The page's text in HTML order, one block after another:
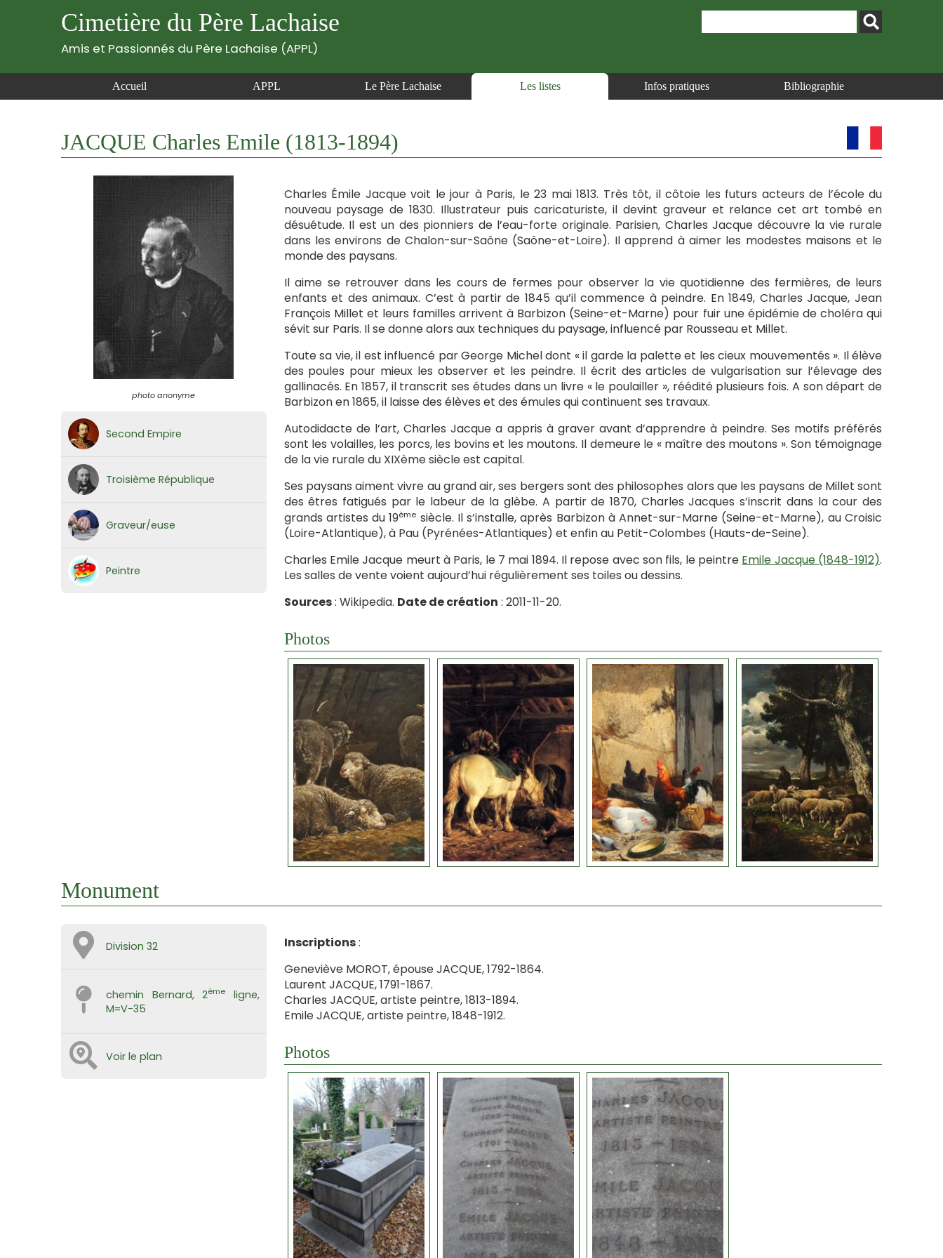
Cimetière du Père Lachaise
Amis et Passionnés du Père Lachaise (APPL)
Accueil APPL Le Père Lachaise Les listes Infos pratiques Bibliographie
JACQUE Charles Emile (1813-1894)
photo anonyme
Second Empire
Troisième République
Graveur/euse
Peintre
Charles Émile Jacque voit le jour à Paris, le 23 mai 1813. Très tôt, il côtoie les futurs acteurs de l’école du
nouveau paysage de 1830. Illustrateur puis caricaturiste, il devint graveur et relance cet art tombé en
désuétude. Il est un des pionniers de l’eau-forte originale. Parisien, Charles Jacque découvre la vie rurale
dans les environs de Chalon-sur-Saône (Saône-et-Loire). Il apprend à aimer les modestes maisons et le
monde des paysans.
Il aime se retrouver dans les cours de fermes pour observer la vie quotidienne des fermières, de leurs
enfants et des animaux. C’est à partir de 1845 qu’il commence à peindre. En 1849, Charles Jacque, Jean
François Millet et leurs familles arrivent à Barbizon (Seine-et-Marne) pour fuir une épidémie de choléra qui
sévit sur Paris. Il se donne alors aux techniques du paysage, influencé par Rousseau et Millet.
Toute sa vie, il est influencé par George Michel dont « il garde la palette et les cieux mouvementés ». Il élève
des poules pour mieux les observer et les peindre. Il écrit des articles de vulgarisation sur l’élevage des
gallinacés. En 1857, il transcrit ses études dans un livre « le poulailler », réédité plusieurs fois. A son départ de
Barbizon en 1865, il laisse des élèves et des émules qui continuent ses travaux.
Autodidacte de l’art, Charles Jacque a appris à graver avant d’apprendre à peindre. Ses motifs préférés
sont les volailles, les porcs, les bovins et les moutons. Il demeure le « maître des moutons ». Son témoignage
de la vie rurale du XIXème siècle est capital.
Ses paysans aiment vivre au grand air, ses bergers sont des philosophes alors que les paysans de Millet sont
des êtres fatigués par le labeur de la glèbe. A partir de 1870, Charles Jacques s’inscrit dans la cour des
grands artistes du 19ème siècle. Il s’installe, après Barbizon à Annet-sur-Marne (Seine-et-Marne), au Croisic
(Loire-Atlantique), à Pau (Pyrénées-Atlantiques) et enfin au Petit-Colombes (Hauts-de-Seine).
Charles Emile Jacque meurt à Paris, le 7 mai 1894. Il repose avec son fils, le peintre Emile Jacque (1848-1912).
Les salles de vente voient aujourd’hui régulièrement ses toiles ou dessins.
Sources: Wikipedia. Date de création : 2011-11-20.
Photos
Monument
Division 32
chemin Bernard, 2ème
ligne,
M=V-35
Voir le plan
Inscriptions:
Geneviève MOROT, épouse JACQUE, 1792-1864.
Laurent JACQUE, 1791-1867.
Charles JACQUE, artiste peintre, 1813-1894.
Emile JACQUE, artiste peintre, 1848-1912.
Photos